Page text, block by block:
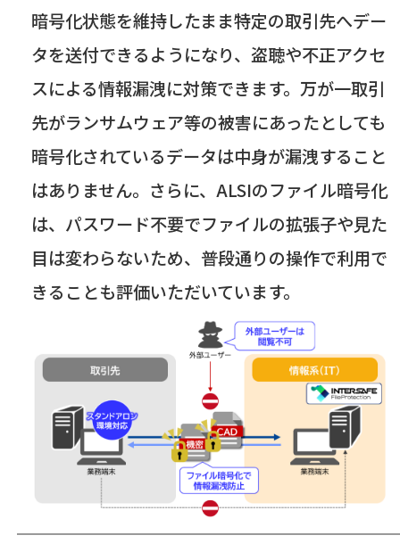
暗号化状態を維持したまま特定の取引先へデー
タを送付できるようになり、盗聴や不正アクセ
スによる情報漏洩に対策できます。万が一取引
先がランサムウェア等の被害にあったとしても
暗号化されているデータは中身が漏洩すること
はありません。さらに、ALSIのファイル暗号化
は、パスワード不要でファイルの拡張子や見た
目は変わらないため、普段通りの操作で利用で
きることも評価いただいています。